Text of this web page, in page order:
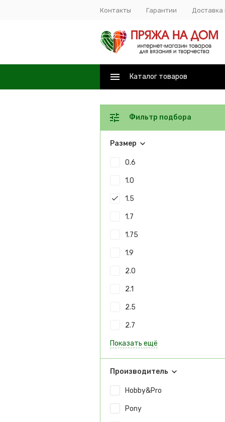
Контакты Гарантии Доставка
Каталог товаров
Фильтр подбора
Размер
0.6
1.0
1.5
1.7
1.75
1.9
2.0
2.1
2.5
2.7
Показать ещё
Производитель
Hobby&Pro
Pony